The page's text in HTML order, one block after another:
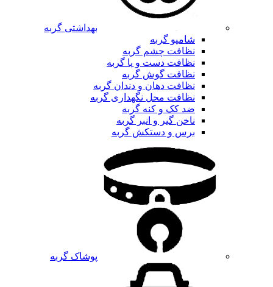
بهداشتی گربه
شامپو گربه
نظافت چشم گربه
نظافت دست و پا گربه
نظافت گوش گربه
نظافت دهان و دندان گربه
نظافت محل نگهداری گربه
ضد کک و کنه گربه
ناخن گیر و انبر گربه
برس و دستکش گربه
پوشاک گربه